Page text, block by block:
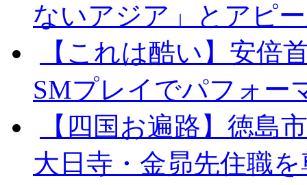
ないアジア」とアピ
【これは酷い】安倍
SMプレイでパフォー
【四国お遍路】徳島
大日寺・金昴先住職